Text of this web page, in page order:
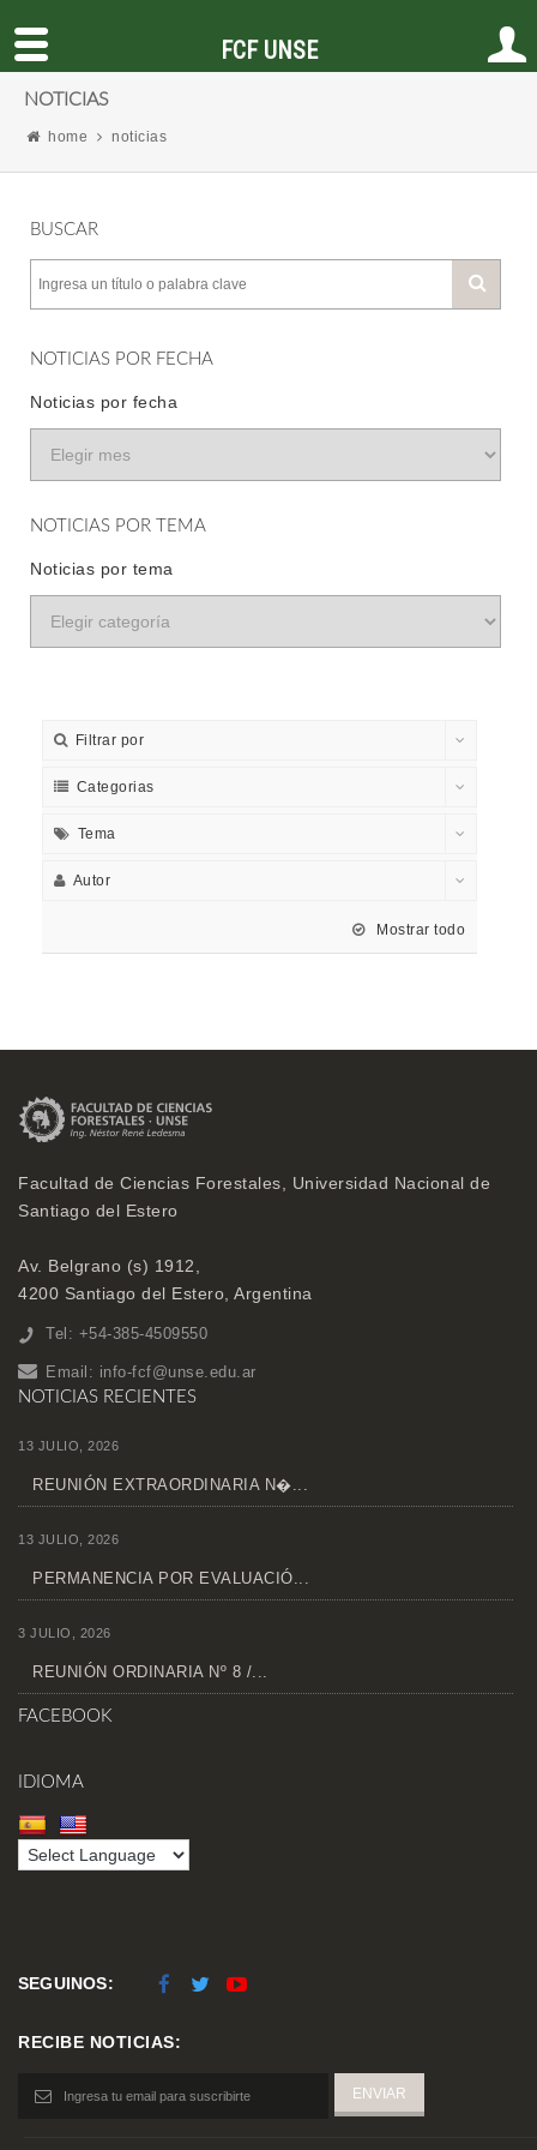
NOTICIAS
home noticias
BUSCAR
NOTICIAS POR FECHA
Noticias por fecha
NOTICIAS POR TEMA
Noticias por tema
Filtrar por
Categorias
Tema
Autor
Mostrar todo
Facultad de Ciencias Forestales, Universidad Nacional de
Santiago del Estero
Av. Belgrano (s) 1912,
4200 Santiago del Estero, Argentina
Tel: +54-385-4509550
Email: info-fcf@unse.edu.ar
NOTICIAS RECIENTES
13 JULIO, 2026
REUNIÓN EXTRAORDINARIA N�...
13 JULIO, 2026
PERMANENCIA POR EVALUACIÓ...
3 JULIO, 2026
REUNIÓN ORDINARIA Nº 8 /...
FACEBOOK
IDIOMA
SEGUINOS:
RECIBE NOTICIAS:
FCF UNSE